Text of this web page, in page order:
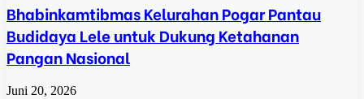
Bhabinkamtibmas Kelurahan Pogar Pantau
Budidaya Lele untuk Dukung Ketahanan
Pangan Nasional
Juni 20, 2026